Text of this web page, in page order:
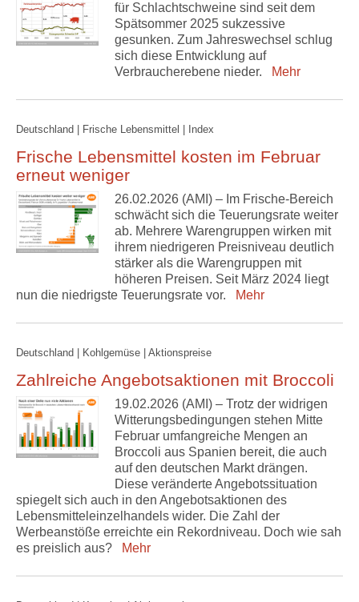
für Schlachtschweine sind seit dem
Spätsommer 2025 sukzessive
gesunken. Zum Jahreswechsel schlug
sich diese Entwicklung auf
Verbraucherebene nieder.
Mehr
Deutschland | Frische Lebensmittel | Index
Frische Lebensmittel kosten im Februar
erneut weniger
26.02.2026 (AMI) – Im Frische-Bereich
schwächt sich die Teuerungsrate weiter
ab. Mehrere Warengruppen wirken mit
ihrem niedrigeren Preisniveau deutlich
stärker als die Warengruppen mit
höheren Preisen. Seit März 2024 liegt
nun die niedrigste Teuerungsrate vor.
Mehr
Deutschland | Kohlgemüse | Aktionspreise
Zahlreiche Angebotsaktionen mit Broccoli
19.02.2026 (AMI) – Trotz der widrigen
Witterungsbedingungen stehen Mitte
Februar umfangreiche Mengen an
Broccoli aus Spanien bereit, die auch
auf den deutschen Markt drängen.
Diese veränderte Angebotssituation
spiegelt sich auch in den Angebotsaktionen des
Lebensmitteleinzelhandels wider. Die Zahl der
Werbeanstöße erreichte ein Rekordniveau. Doch wie sah
es preislich aus?
Mehr